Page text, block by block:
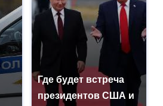
Где будет встреча
президентов США и